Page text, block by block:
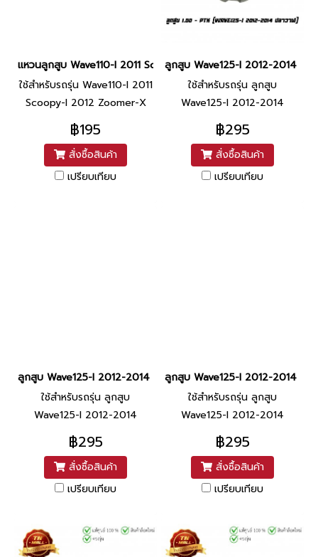
แหวนลูกสูบ Wave110-I 2011 Scoopy-I 2012 Zoomer-X เบอร์
ใช้สำหรับรถรุ่น Wave110-I 2011
Scoopy-I 2012 Zoomer-X
฿195
สั่งซื้อสินค้า
เปรียบเทียบ
ลูกสูบ Wave125-I 2012-2014 ปล
ใช้สำหรับรถรุ่น ลูกสูบ
Wave125-I 2012-2014
ปลาวาฬ
฿295
สั่งซื้อสินค้า
เปรียบเทียบ
ลูกสูบ Wave125-I 2012-2014 ปลาวาฬ เบอร์ 0.75 ยี่ห้อ PTK (ลูกสู
ใช้สำหรับรถรุ่น ลูกสูบ
Wave125-I 2012-2014
ปลาวาฬ
฿295
สั่งซื้อสินค้า
เปรียบเทียบ
ลูกสูบ Wave125-I 2012-2014 ป
ใช้สำหรับรถรุ่น ลูกสูบ
Wave125-I 2012-2014
ปลาวาฬ
฿295
สั่งซื้อสินค้า
เปรียบเทียบ